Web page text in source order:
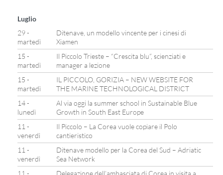
Luglio
29 -
martedì
Ditenave, un modello vincente per i cinesi di
Xiamen
15 -
martedì
Il Piccolo Trieste – “Crescita blu”, scienziati e
manager a lezione
15 -
martedì
IL PICCOLO, GORIZIA – NEW WEBSITE FOR
THE MARINE TECHNOLOGICAL DISTRICT
14 -
lunedì
Al via oggi la summer school in Sustainable Blue
Growth in South East Europe
11 -
venerdì
Il Piccolo – La Corea vuole copiare il Polo
cantieristico
11 -
venerdì
Ditenave modello per la Corea del Sud – Adriatic
Sea Network
11 -
Delegazione dell’ambasciata di Corea in visita a